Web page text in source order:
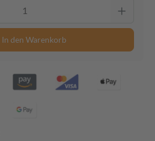
In den Warenkorb